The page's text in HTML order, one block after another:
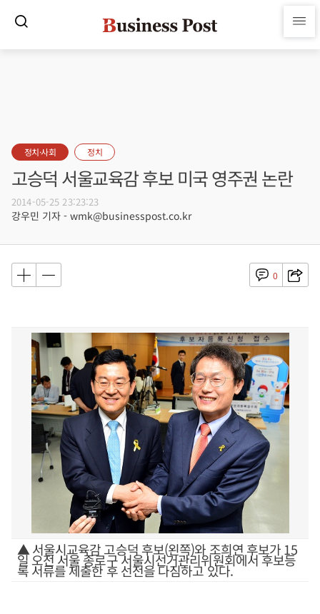
정치·사회 정치
고승덕 서울교육감 후보 미국 영주권 논란
2014-05-25 23:23:23
강우민 기자 - wmk@businesspost.co.kr
0
▲ 서울시교육감 고승덕 후보(왼쪽)와 조희연 후보가 15
일 오전 서울 종로구 서울시선거관리위원회에서 후보등
록 서류를 제출한 후 선전을 다짐하고 있다.